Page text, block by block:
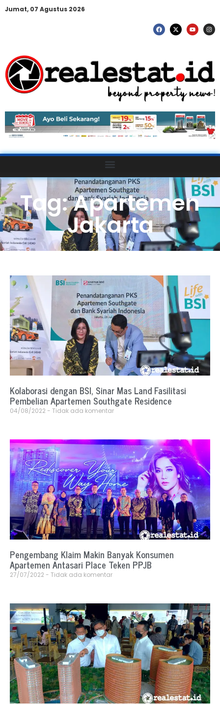
Jumat, 07 Agustus 2026
Tag: Apartemen
Jakarta
Kolaborasi dengan BSI, Sinar Mas Land Fasilitasi
Pembelian Apartemen Southgate Residence
04/08/2022 Tidak ada komentar
Pengembang Klaim Makin Banyak Konsumen
Apartemen Antasari Place Teken PPJB
27/07/2022 Tidak ada komentar